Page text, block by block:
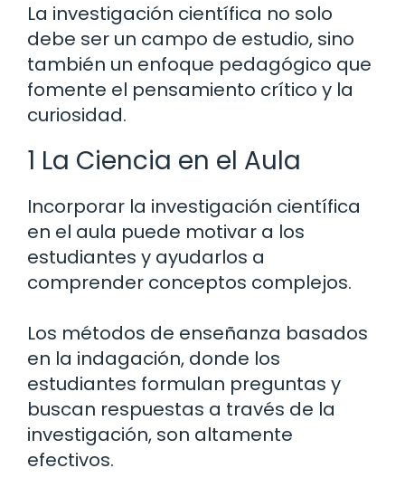
La investigación científica no solo
debe ser un campo de estudio, sino
también un enfoque pedagógico que
fomente el pensamiento crítico y la
curiosidad.
1 La Ciencia en el Aula
Incorporar la investigación científica
en el aula puede motivar a los
estudiantes y ayudarlos a
comprender conceptos complejos.
Los métodos de enseñanza basados
en la indagación, donde los
estudiantes formulan preguntas y
buscan respuestas a través de la
investigación, son altamente
efectivos.